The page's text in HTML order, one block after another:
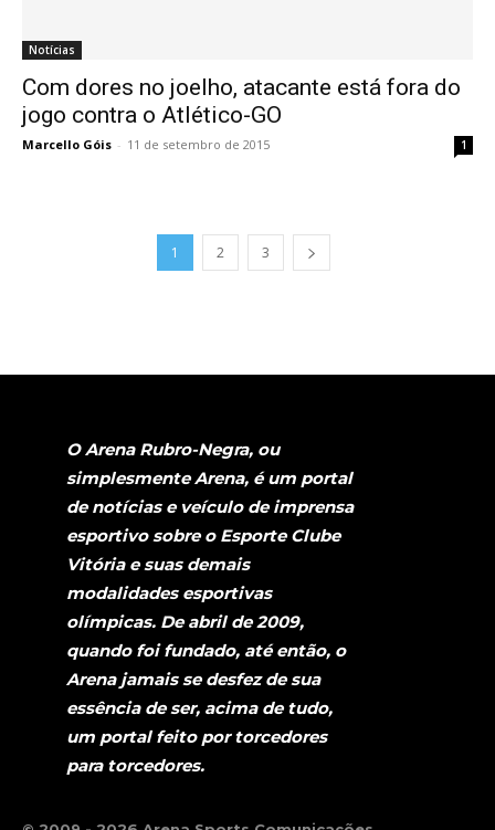
Notícias
Com dores no joelho, atacante está fora do
jogo contra o Atlético-GO
Marcello Góis - 11 de setembro de 2015 1
1 2 3
O Arena Rubro-Negra, ou
simplesmente Arena, é um portal
de notícias e veículo de imprensa
esportivo sobre o Esporte Clube
Vitória e suas demais
modalidades esportivas
olímpicas. De abril de 2009,
quando foi fundado, até então, o
Arena jamais se desfez de sua
essência de ser, acima de tudo,
um portal feito por torcedores
para torcedores.